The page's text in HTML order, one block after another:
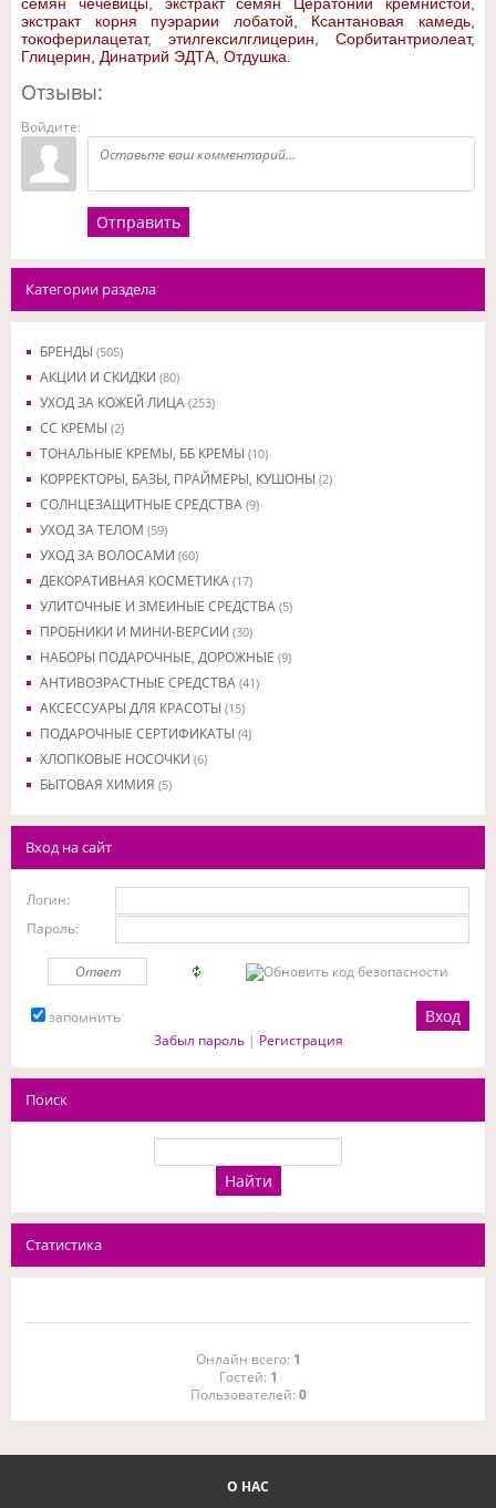
экстракт корня пуэрарии лобатой, Ксантановая камедь,
токоферилацетат, этилгексилглицерин, Сорбитантриолеат,
Глицерин, Динатрий ЭДТА, Отдушка.
Отзывы:
Войдите:
Отправить
Категории раздела
БРЕНДЫ (505)
АКЦИИ И СКИДКИ (80)
УХОД ЗА КОЖЕЙ ЛИЦА (253)
CC КРЕМЫ (2)
ТОНАЛЬНЫЕ КРЕМЫ, ББ КРЕМЫ (10)
КОРРЕКТОРЫ, БАЗЫ, ПРАЙМЕРЫ, КУШОНЫ (2)
СОЛНЦЕЗАЩИТНЫЕ СРЕДСТВА (9)
УХОД ЗА ТЕЛОМ (59)
УХОД ЗА ВОЛОСАМИ (60)
ДЕКОРАТИВНАЯ КОСМЕТИКА (17)
УЛИТОЧНЫЕ И ЗМЕИНЫЕ СРЕДСТВА (5)
ПРОБНИКИ И МИНИ-ВЕРСИИ (30)
НАБОРЫ ПОДАРОЧНЫЕ, ДОРОЖНЫЕ (9)
АНТИВОЗРАСТНЫЕ СРЕДСТВА (41)
АКСЕССУАРЫ ДЛЯ КРАСОТЫ (15)
ПОДАРОЧНЫЕ СЕРТИФИКАТЫ (4)
ХЛОПКОВЫЕ НОСОЧКИ (6)
БЫТОВАЯ ХИМИЯ (5)
Вход на сайт
Логин:
Пароль:
запомнить
Забыл пароль| Регистрация
Поиск
Статистика
Онлайн всего: 1
Гостей: 1
Пользователей: 0
О НАС